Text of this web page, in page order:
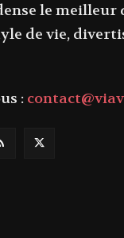
le meilleur
de vie,
: